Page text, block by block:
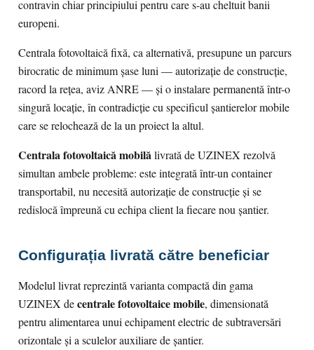
contravin chiar principiului pentru care s-au cheltuit banii
europeni.
Centrala fotovoltaică fixă, ca alternativă, presupune un parcurs
birocratic de minimum șase luni — autorizație de construcție,
racord la rețea, aviz ANRE — și o instalare permanentă într-o
singură locație, în contradicție cu specificul șantierelor mobile
care se relochează de la un proiect la altul.
Centrala fotovoltaică mobilălivrată de UZINEX rezolvă
simultan ambele probleme: este integrată într-un container
transportabil, nu necesită autorizație de construcție și se
redislocă împreună cu echipa client la fiecare nou șantier.
Configurația livrată către beneficiar
Modelul livrat reprezintă varianta compactă din gama
UZINEX decentrale fotovoltaice mobile, dimensionată
pentru alimentarea unui echipament electric de subtraversări
orizontale și a sculelor auxiliare de șantier.